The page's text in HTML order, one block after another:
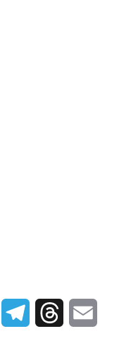
LinkedIn TelegramThreads